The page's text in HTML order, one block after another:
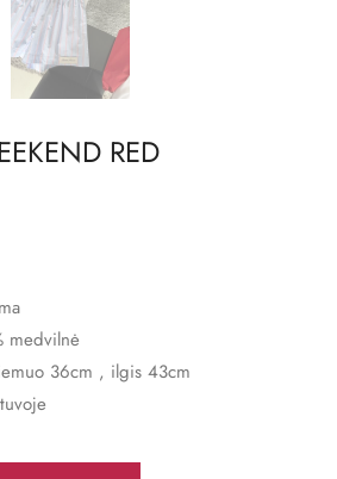
RED
medvilnė
36cm , ilgis 43cm